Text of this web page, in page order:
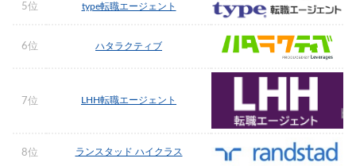
5位 type転職エージェント
6位 ハタラクティブ
7位 LHH転職エージェント
8位 ランスタッド ハイクラス